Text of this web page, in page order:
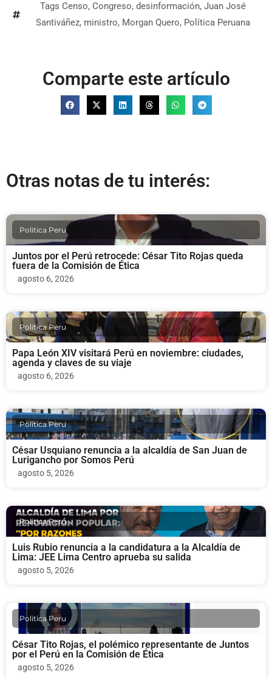
Tags Censo, Congreso, desinformación, Juan José
Santiváñez, ministro, Morgan Quero, Política Peruana
Comparte este artículo
Otras notas de tu interés:
Politica Peru
Juntos por el Perú retrocede: César Tito Rojas queda
fuera de la Comisión de Ética
agosto 6, 2026
Politica Peru
Papa León XIV visitará Perú en noviembre: ciudades,
agenda y claves de su viaje
agosto 6, 2026
Politica Peru
César Usquiano renuncia a la alcaldía de San Juan de
Lurigancho por Somos Perú
agosto 5, 2026
Politica Peru
Luis Rubio renuncia a la candidatura a la Alcaldía de
Lima: JEE Lima Centro aprueba su salida
agosto 5, 2026
Politica Peru
César Tito Rojas, el polémico representante de Juntos
por el Perú en la Comisión de Ética
agosto 5, 2026